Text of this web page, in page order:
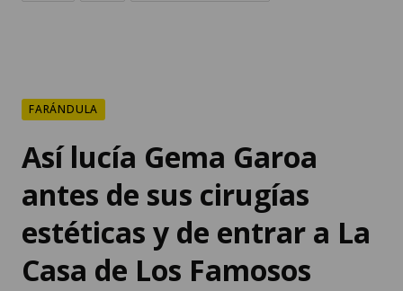
FARÁNDULA
Así lucía Gema Garoa
antes de sus cirugías
estéticas y de entrar a La
Casa de Los Famosos